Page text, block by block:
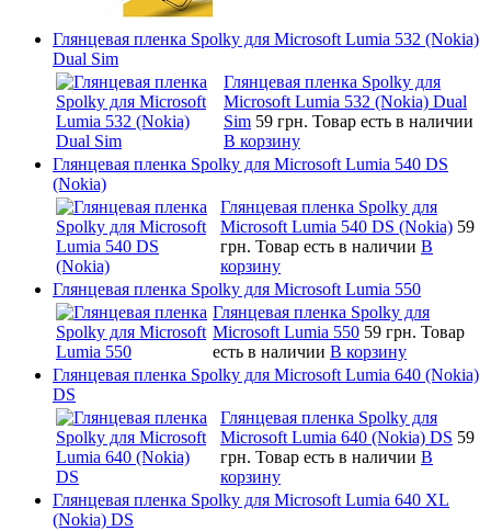
Глянцевая пленка Spolky для Microsoft Lumia 532 (Nokia)
Dual Sim
Глянцевая пленка Spolky для
Microsoft Lumia 532 (Nokia) Dual
Sim 59 грн. Товар есть в наличии
В корзину
Глянцевая пленка Spolky для Microsoft Lumia 540 DS
(Nokia)
Глянцевая пленка Spolky для
Microsoft Lumia 540 DS (Nokia) 59
грн. Товар есть в наличии В
корзину
Глянцевая пленка Spolky для Microsoft Lumia 550
Глянцевая пленка Spolky для
Microsoft Lumia 550 59 грн. Товар
есть в наличии В корзину
Глянцевая пленка Spolky для Microsoft Lumia 640 (Nokia)
DS
Глянцевая пленка Spolky для
Microsoft Lumia 640 (Nokia) DS 59
грн. Товар есть в наличии В
корзину
Глянцевая пленка Spolky для Microsoft Lumia 640 XL
(Nokia) DS